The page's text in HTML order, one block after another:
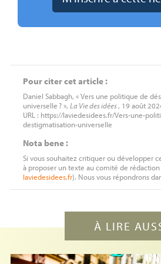
Pour citer cet article :
Daniel Sabbagh, « Vers une politique de
universelle ? », La Vie des idées, 19 août
URL : https://laviedesidees.fr/Vers-une-
destigmatisation-universelle
Nota bene :
Si vous souhaitez critiquer ou développer
à proposer un texte au comité de rédaction
laviedesidees.fr). Nous vous répondrons
À LIRE